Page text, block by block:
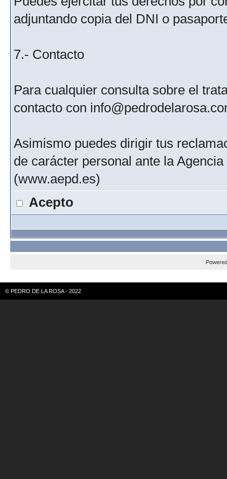
adjuntando copia del DNI o
7.- Contacto
Para cualquier consulta sobre el
contacto con
Asimismo puedes dirigir tus
de carácter personal ante la
(www.aepd.es)
Acepto
© PEDRO DE LA ROSA - 2022